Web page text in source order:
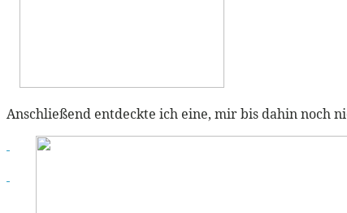
Anschließend entdeckte ich eine, mir bis dahin noch